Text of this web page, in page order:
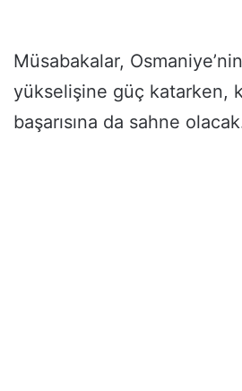
Müsabakalar,
yükselişine güç katarken,
başarısına da sahne